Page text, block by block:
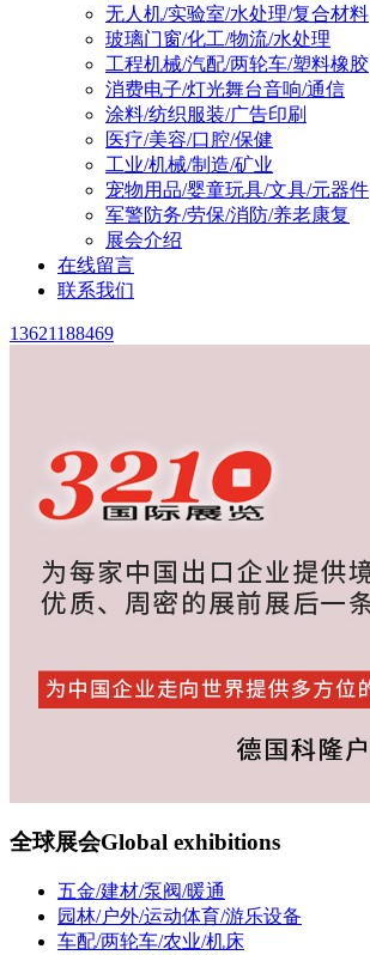
无人机/实验室/水处理/复合材料
玻璃门窗/化工/物流/水处理
工程机械/汽配/两轮车/塑料橡胶
消费电子/灯光舞台音响/通信
涂料/纺织服装/广告印刷
医疗/美容/口腔/保健
工业/机械/制造/矿业
宠物用品/婴童玩具/文具/元器件
军警防务/劳保/消防/养老康复
展会介绍
在线留言
联系我们
13621188469
全球展会Global exhibitions
五金/建材/泵阀/暖通
园林/户外/运动体育/游乐设备
车配/两轮车/农业/机床